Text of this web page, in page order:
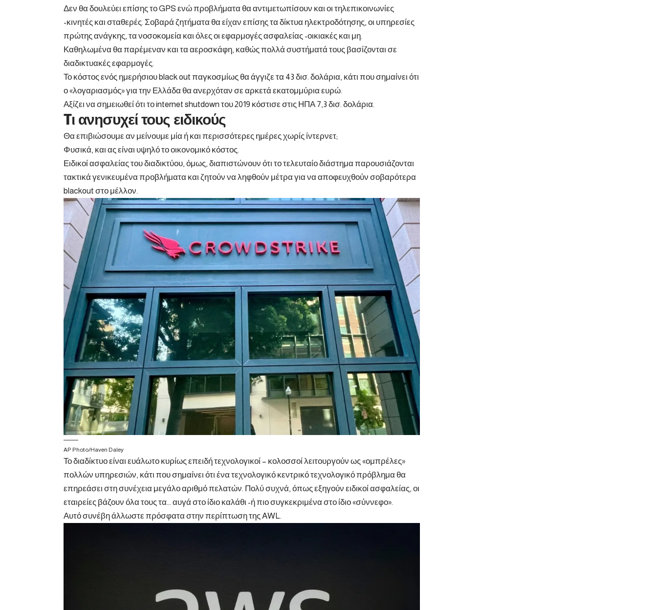
Δεν θα δουλεύει επίσης το GPS ενώ προβλήματα θα αντιμετωπίσουν και οι τηλεπικοινωνίες
-κινητές και σταθερές. Σοβαρά ζητήματα θα είχαν επίσης τα δίκτυα ηλεκτροδότησης, οι υπηρεσίες
πρώτης ανάγκης, τα νοσοκομεία και όλες οι εφαρμογές ασφαλείας -οικιακές και μη.
Καθηλωμένα θα παρέμεναν και τα αεροσκάφη, καθώς πολλά συστήματά τους βασίζονται σε
διαδικτυακές εφαρμογές.
Το κόστος ενός ημερήσιου black out παγκοσμίως θα άγγιζε τα 43 δισ. δολάρια, κάτι που σημαίνει ότι
ο «λογαριασμός» για την Ελλάδα θα ανερχόταν σε αρκετά εκατομμύρια ευρώ.
Αξίζει να σημειωθεί ότι το internet shutdown του 2019 κόστισε στις ΗΠΑ 7,3 δισ. δολάρια.
Tι ανησυχεί τους ειδικούς
Θα επιβιώσουμε αν μείνουμε μία ή και περισσότερες ημέρες χωρίς ίντερνετ;
Φυσικά, και ας είναι υψηλό το οικονομικό κόστος.
Ειδικοί ασφαλείας του διαδικτύου, όμως, διαπιστώνουν ότι το τελευταίο διάστημα παρουσιάζονται
τακτικά γενικευμένα προβλήματα και ζητούν να ληφθούν μέτρα για να αποφευχθούν σοβαρότερα
blackout στο μέλλον.
AP Photo/Haven Daley
Το διαδίκτυο είναι ευάλωτο κυρίως επειδή τεχνολογικοί – κολοσσοί λειτουργούν ως «ομπρέλες»
πολλών υπηρεσιών, κάτι που σημαίνει ότι ένα τεχνολογικό κεντρικό τεχνολογικό πρόβλημα θα
επηρεάσει στη συνέχεια μεγάλο αριθμό πελατών. Πολύ συχνά, όπως εξηγούν ειδικοί ασφαλείας, οι
εταιρείες βάζουν όλα τους τα… αυγά στο ίδιο καλάθι -ή πιο συγκεκριμένα στο ίδιο «σύννεφο».
Αυτό συνέβη άλλωστε πρόσφατα στην περίπτωση της AWL.